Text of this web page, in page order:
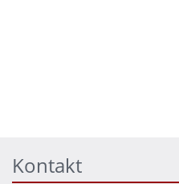
Kontakt